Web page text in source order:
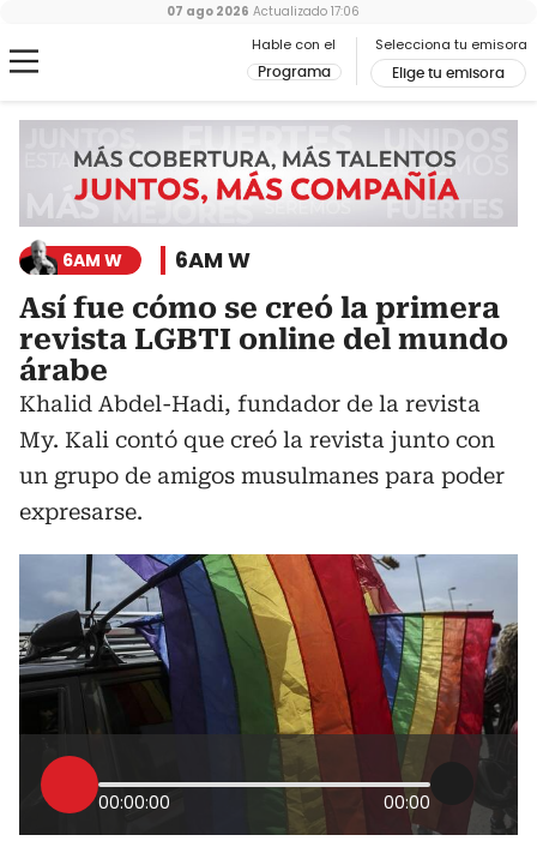
Hable con el
Programa
Selecciona tu emisora
Elige tu emisora
07 ago 2026 Actualizado 17:06
6AM W 6AM W
Así fue cómo se creó la primera
revista LGBTI online del mundo
árabe
Khalid Abdel-Hadi, fundador de la revista
My. Kali contó que creó la revista junto con
un grupo de amigos musulmanes para poder
expresarse.
00:00:00 00:00